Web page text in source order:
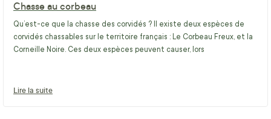
Chasse au corbeau
Qu’est-ce que la chasse des corvidés ? Il existe deux espèces de
corvidés chassables sur le territoire français : Le Corbeau Freux, et la
Corneille Noire. Ces deux espèces peuvent causer, lors
Lire la suite